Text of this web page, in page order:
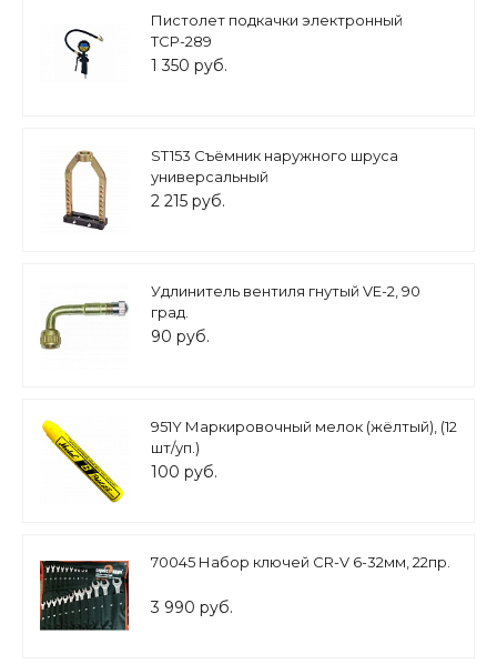
Пистолет подкачки электронный
ТСР-289
1 350 руб.
ST153 Съёмник наружного шруса
универсальный
2 215 руб.
Удлинитель вентиля гнутый VE-2, 90
град.
90 руб.
951Y Маркировочный мелок (жёлтый), (12
шт/уп.)
100 руб.
70045 Набор ключей CR-V 6-32мм, 22пр.
3 990 руб.